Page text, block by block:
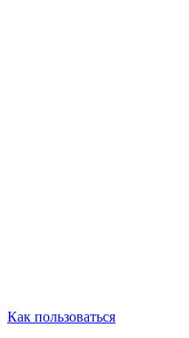
Как пользоваться